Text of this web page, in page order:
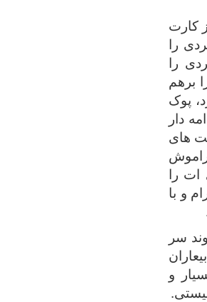
کارت
را
را
برهم
پوک
دار
های
ات را
و با
سر
و